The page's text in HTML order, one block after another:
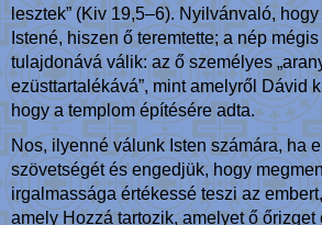
lesztek” (Kiv 19,5–6). Nyilvánvaló,
Istené, hiszen ő teremtette; a nép
tulajdonává válik: az ő személyes
ezüsttartalékává”, mint amelyről Dávid
hogy a templom építésére adta.
Nos, ilyenné válunk Isten számára, ha
szövetségét és engedjük, hogy
irgalmassága értékessé teszi az
amely Hozzá tartozik, amelyet ő őrizget